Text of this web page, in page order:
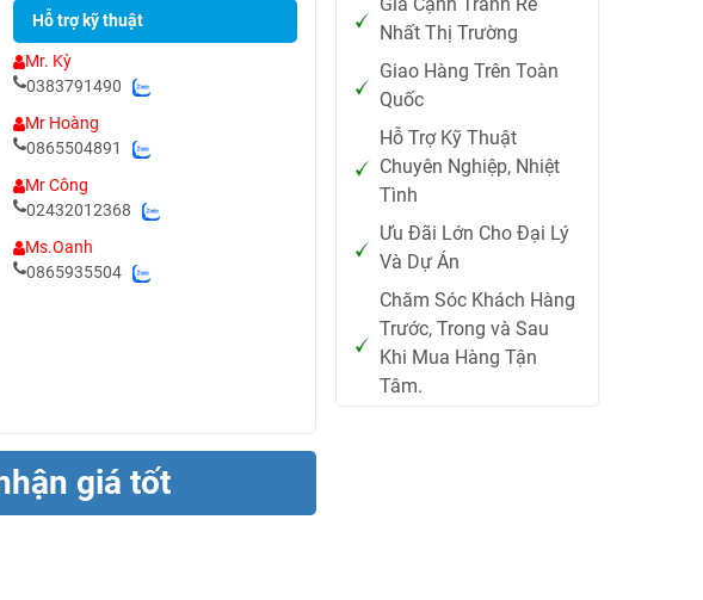
Hỗ trợ kỹ thuật
Mr. Kỳ
0383791490
Mr Hoàng
0865504891
Mr Công
02432012368
Ms.Oanh
0865935504
giá tốt
Nhất Thị Trường
Giao Hàng Trên Toàn
Quốc
Hỗ Trợ Kỹ Thuật
Chuyên Nghiệp, Nhiệt
Tình
Ưu Đãi Lớn Cho Đại Lý
Và Dự Án
Chăm Sóc Khách Hàng
Trước, Trong và Sau
Khi Mua Hàng Tận
Tâm.